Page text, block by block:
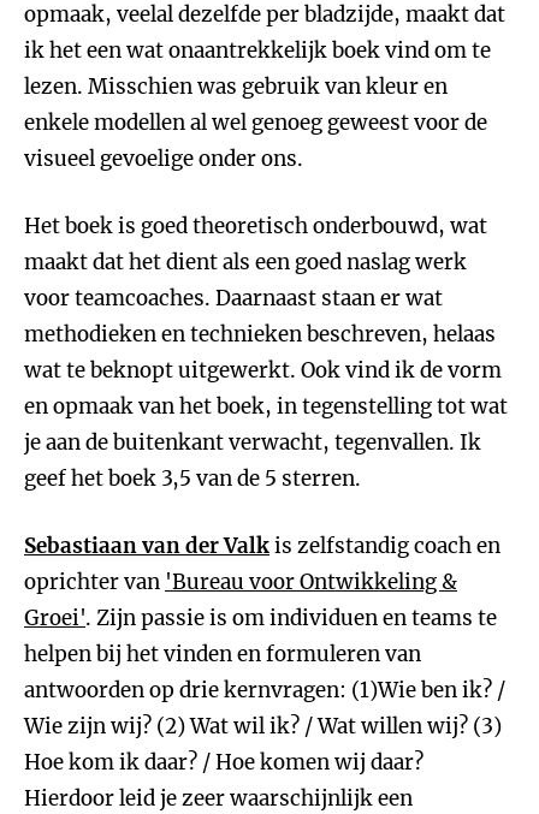
opmaak, veelal dezelfde per bladzijde, maakt dat
ik het een wat onaantrekkelijk boek vind om te
lezen. Misschien was gebruik van kleur en
enkele modellen al wel genoeg geweest voor de
visueel gevoelige onder ons.
Het boek is goed theoretisch onderbouwd, wat
maakt dat het dient als een goed naslag werk
voor teamcoaches. Daarnaast staan er wat
methodieken en technieken beschreven, helaas
wat te beknopt uitgewerkt. Ook vind ik de vorm
en opmaak van het boek, in tegenstelling tot wat
je aan de buitenkant verwacht, tegenvallen. Ik
geef het boek 3,5 van de 5 sterren.
Sebastiaan van der Valkis zelfstandig coach en
oprichter van 'Bureau voor Ontwikkeling &
Groei'. Zijn passie is om individuen en teams te
helpen bij het vinden en formuleren van
antwoorden op drie kernvragen: (1)Wie ben ik? /
Wie zijn wij? (2) Wat wil ik? / Wat willen wij? (3)
Hoe kom ik daar? / Hoe komen wij daar?
Hierdoor leid je zeer waarschijnlijk een